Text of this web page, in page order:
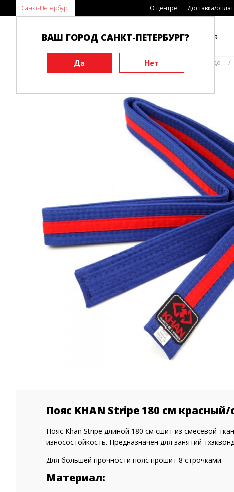
Санкт-Петербург О центре Доставка/
Каталог Виды спорта
ВАШ ГОРОД САНКТ-ПЕТЕРБУРГ?
Экипировка Пояса для Тхэквандо
Пояс KHAN Stripe 180 см
Пояс Khan Stripe длиной 180 см сшит из смесевой
износостойкость. Предназначен для занятий
Для большей прочности пояс прошит 8 строчками.
Материал: